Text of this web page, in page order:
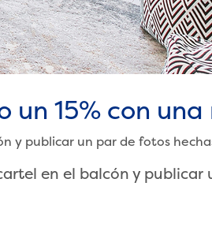
15% con
y publicar un par de fotos
en el balcón y publicar